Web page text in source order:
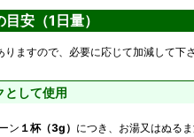
安（1日量）
ますので、必要に応じて加減して下さ
として使用
ン １杯（3g） につき、お湯又はぬる